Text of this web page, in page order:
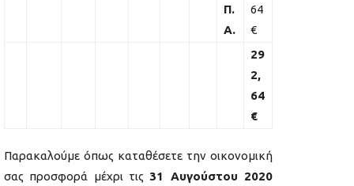
Π.
Α.
64
€
29
2,
64
€
Παρακαλούμε όπως καταθέσετε την οικονομική
σας προσφορά μέχρι τις31 Αυγούστου 2020